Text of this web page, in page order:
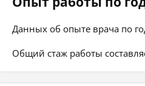
Данных об опыте врача по
Общий стаж работы